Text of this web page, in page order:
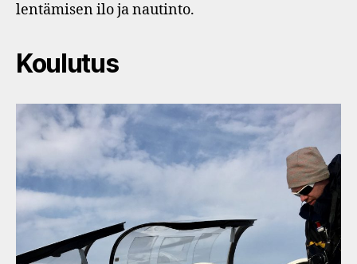
lentämisen ilo ja nautinto.
Koulutus